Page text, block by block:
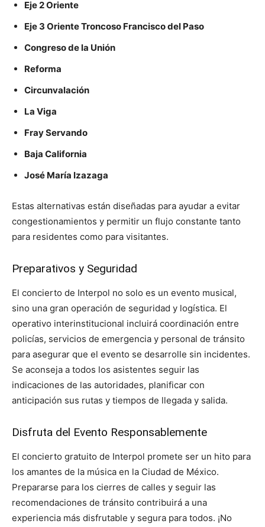
Eje 2 Oriente
Eje 3 Oriente Troncoso Francisco del Paso
Congreso de la Unión
Reforma
Circunvalación
La Viga
Fray Servando
Baja California
José María Izazaga
Estas alternativas están diseñadas para ayudar a evitar
congestionamientos y permitir un flujo constante tanto
para residentes como para visitantes.
Preparativos y Seguridad
El concierto de Interpol no solo es un evento musical,
sino una gran operación de seguridad y logística. El
operativo interinstitucional incluirá coordinación entre
policías, servicios de emergencia y personal de tránsito
para asegurar que el evento se desarrolle sin incidentes.
Se aconseja a todos los asistentes seguir las
indicaciones de las autoridades, planificar con
anticipación sus rutas y tiempos de llegada y salida.
Disfruta del Evento Responsablemente
El concierto gratuito de Interpol promete ser un hito para
los amantes de la música en la Ciudad de México.
Prepararse para los cierres de calles y seguir las
recomendaciones de tránsito contribuirá a una
experiencia más disfrutable y segura para todos. ¡No